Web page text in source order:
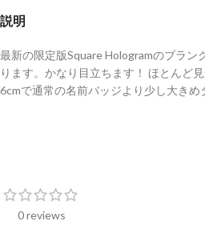
説明
最新の限定版Square Hologramのブラン
ります。かなり目立ちます！ ほとんど
6cmで通常の名前バッジより少し大きめ
0 reviews